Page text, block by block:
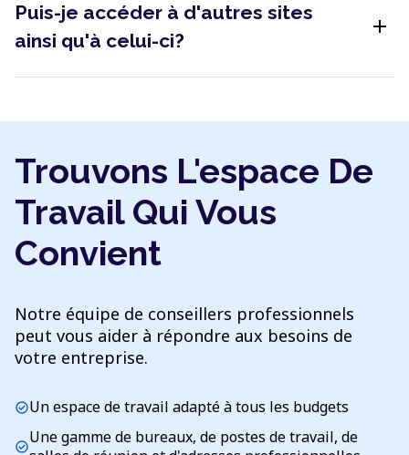
Puis-je accéder à d'autres sites
ainsi qu'à celui-ci?
add
Trouvons L'espace De
Travail Qui Vous
Convient
Notre équipe de conseillers professionnels
peut vous aider à répondre aux besoins de
votre entreprise.
check_circleUn espace de travail adapté à tous les budgets
check_circleUne gamme de bureaux, de postes de travail, de